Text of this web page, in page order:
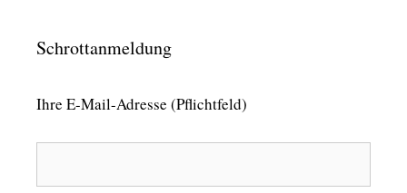
Schrottanmeldung
Ihre E-Mail-Adresse (Pflichtfeld)